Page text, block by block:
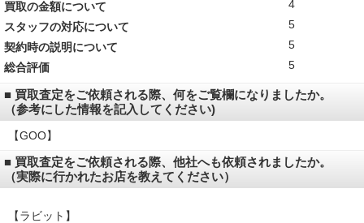
買取の金額について
4
スタッフの対応について
5
契約時の説明について
5
総合評価
5
■ 買取査定をご依頼される際、何をご覧欄になりましたか。
（参考にした情報を記入してください)
【GOO】
■ 買取査定をご依頼される際、他社へも依頼されましたか。
（実際に行かれたお店を教えてください）
【ラビット】